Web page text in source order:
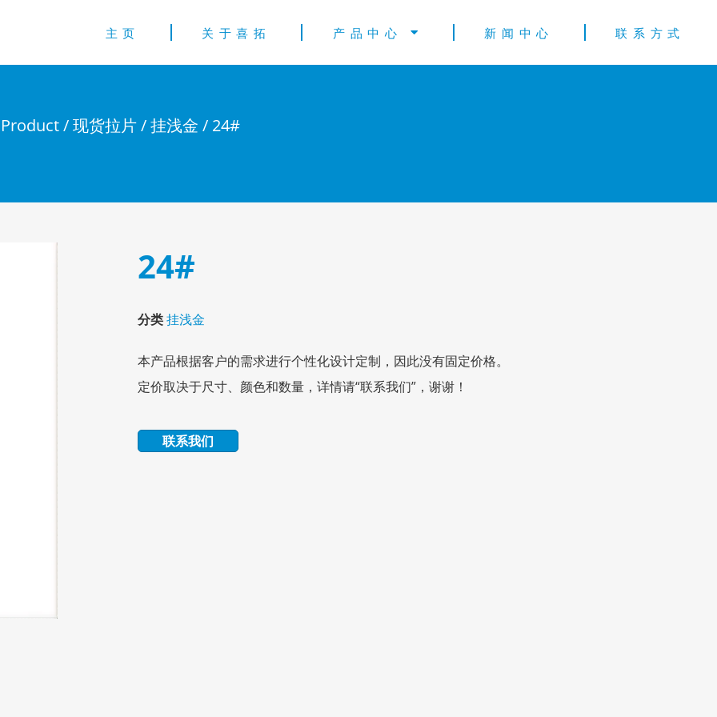
主页 关于喜拓 产品中心 新闻中心 联系方式
Product/现货拉片/挂浅金 / 24#
24#
分类挂浅金
本产品根据客户的需求进行个性化设计定制，因此没有固定价格。
定价取决于尺寸、颜色和数量，详情请“联系我们”，谢谢！
联系我们